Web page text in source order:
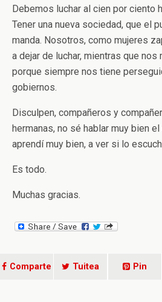
Debemos luchar al cien por ciento
Tener una nueva sociedad, que el
manda. Nosotros, como mujeres
a dejar de luchar, mientras que
porque siempre nos tiene
gobiernos.
Disculpen, compañeros y
hermanas, no sé hablar muy bien
aprendí muy bien, a ver si lo
Es todo.
Muchas gracias.
Comparte Tuitea Pin